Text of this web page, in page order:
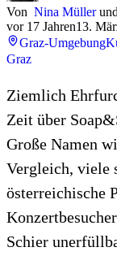
Von Nina Müllerund
vor 17 Jahren13.
Graz-Umgebung
Graz
Ziemlich
Zeit über
Große Namen
Vergleich, viele
österreichische
Schier